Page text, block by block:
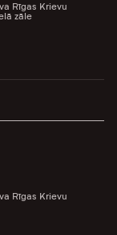
Rīgas Krievu
zāle
Rīgas Krievu